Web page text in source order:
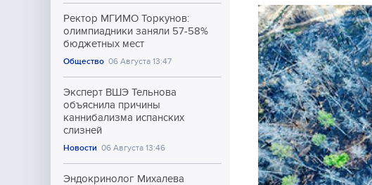
Ректор МГИМО Торкунов:
олимпиадники заняли 57-58%
бюджетных мест
Общество 06 Августа 13:47
Эксперт ВШЭ Тельнова
объяснила причины
каннибализма испанских
слизней
Новости 06 Августа 13:46
Эндокринолог Михалева